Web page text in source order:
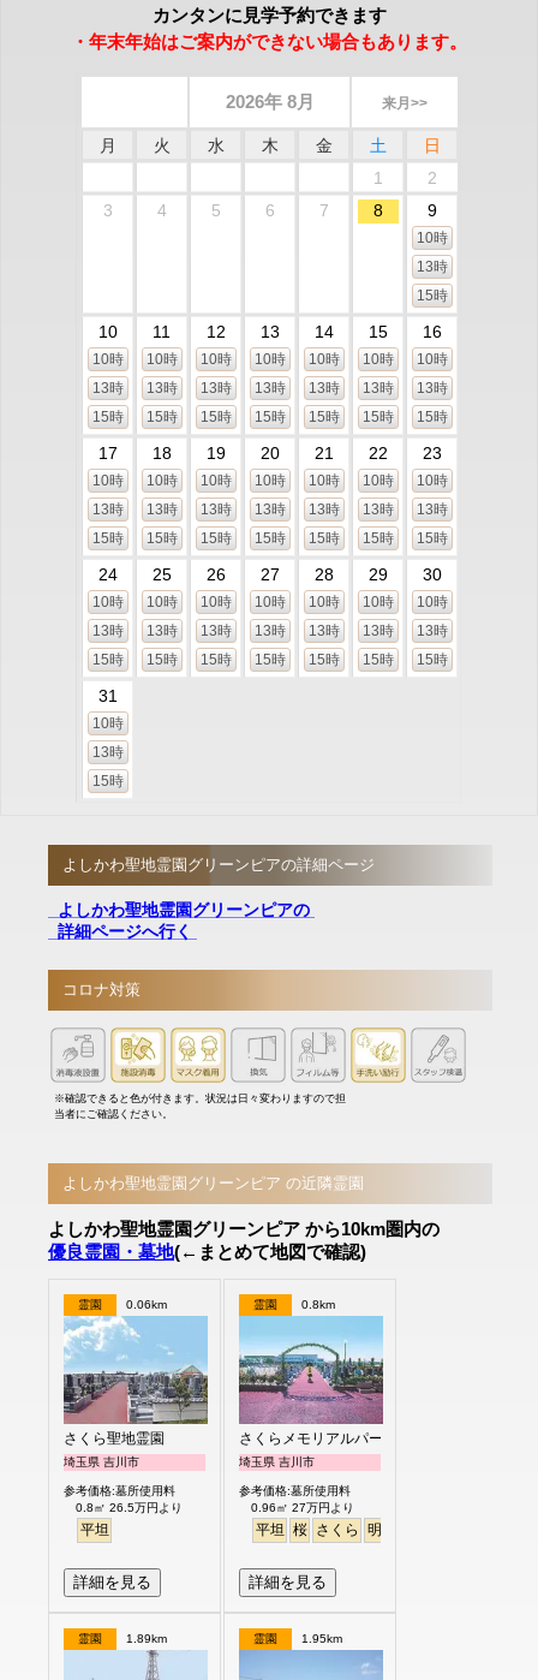
カンタンに見学予約できます
・年末年始はご案内ができない場合もあります。
2026年 8月 来月>>
月 火 水 木 金 土
日
1
2
3
4 5 6 7 8 9
10時
13時
15時
10
10時
13時
15時
11
10時
13時
15時
12
10時
13時
15時
13
10時
13時
15時
14
10時
13時
15時
15
10時
13時
15時
16
10時
13時
15時
17
10時
13時
15時
18
10時
13時
15時
19
10時
13時
15時
20
10時
13時
15時
21
10時
13時
15時
22
10時
13時
15時
23
10時
13時
15時
24
10時
13時
15時
25
10時
13時
15時
26
10時
13時
15時
27
10時
13時
15時
28
10時
13時
15時
29
10時
13時
15時
30
10時
13時
15時
31
10時
13時
15時
よしかわ聖地霊園グリーンピアの詳細ページ
よしかわ聖地霊園グリーンピアの
詳細ページへ行く
コロナ対策
※確認できると色が付きます。状況は日々変わりますので担
当者にご確認ください。
よしかわ聖地霊園グリーンピア の近隣霊園
よしかわ聖地霊園グリーンピア から10km圏内の
優良霊園・墓地(←まとめて地図で確認)
霊園 0.06km
さくら聖地霊園
埼玉県 吉川市
参考価格:墓所使用料
0.8㎡ 26.5万円より
平坦
詳細を見る
霊園 0.8km
さくらメモリアルパーク
埼玉県 吉川市
参考価格:墓所使用料
0.96㎡ 27万円より
平坦 桜 さくら 明るい
詳細を見る
霊園 1.89km 霊園 1.95km